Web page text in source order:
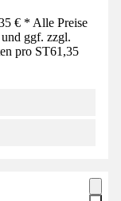
€ * Alle Preise
ggf. zzgl.
pro ST61,35